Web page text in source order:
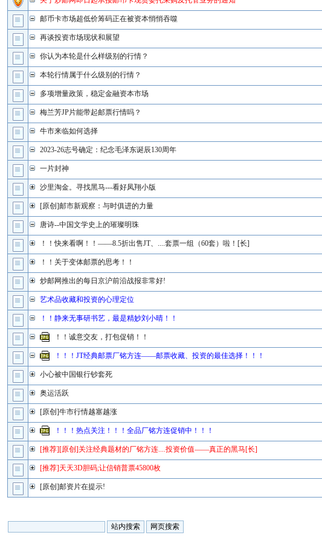
邮币卡市场超低价筹码正在被资本悄悄吞噬
再谈投资市场现状和展望
你认为本轮是什么样级别的行情？
本轮行情属于什么级别的行情？
多项增量政策，稳定金融资本市场
梅兰芳JP片能带起邮票行情吗？
牛市来临如何选择
2023-26志号确定：纪念毛泽东诞辰130周年
一片封神
沙里淘金。寻找黑马---看好凤翔小版
[原创]邮市新观察：与时俱进的力量
唐诗--中国文学史上的璀璨明珠
！！快来看啊！！——8.5折出售JT、....套票一组（60套）啦！[长]
！！关于变体邮票的思考！！
炒邮网推出的每日京沪前沿战报非常好!
艺术品收藏和投资的心理定位
！！静来无事研书艺，最是精妙刘小晴！！
！！诚意交友，打包促销！！
！！！JT经典邮票厂铭方连——邮票收藏、投资的最佳选择！！！
小心被中国银行钞套死
奥运活跃
[原创]牛市行情越塞越涨
！！！热点关注！！！全品厂铭方连促销中！！！
[推荐][原创]关注经典题材的厂铭方连....投资价值——真正的黑马[长]
[推荐]天天3D胆码;让信销普票45800枚
[原创]邮资片在提示!